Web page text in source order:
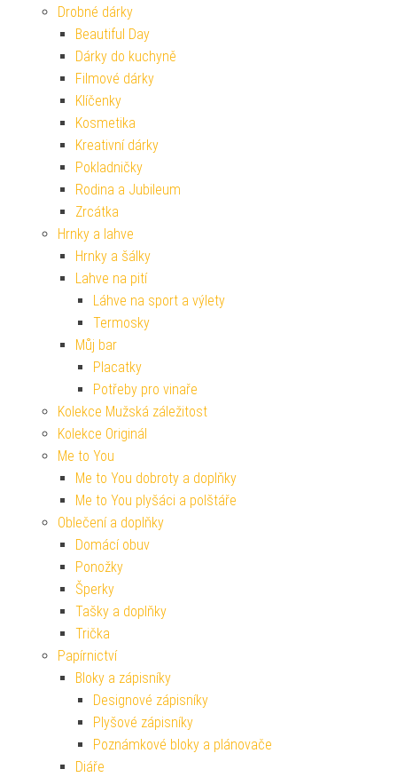
Drobné dárky
Beautiful Day
Dárky do kuchyně
Filmové dárky
Klíčenky
Kosmetika
Kreativní dárky
Pokladničky
Rodina a Jubileum
Zrcátka
Hrnky a lahve
Hrnky a šálky
Lahve na pití
Láhve na sport a výlety
Termosky
Můj bar
Placatky
Potřeby pro vinaře
Kolekce Mužská záležitost
Kolekce Originál
Me to You
Me to You dobroty a doplňky
Me to You plyšáci a polštáře
Oblečení a doplňky
Domácí obuv
Ponožky
Šperky
Tašky a doplňky
Trička
Papírnictví
Bloky a zápisníky
Designové zápisníky
Plyšové zápisníky
Poznámkové bloky a plánovače
Diáře